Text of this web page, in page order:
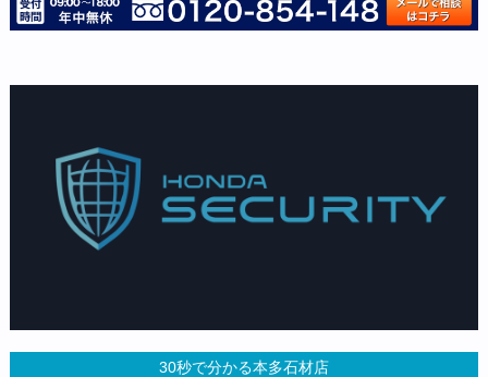
30秒で分かる本多石材店